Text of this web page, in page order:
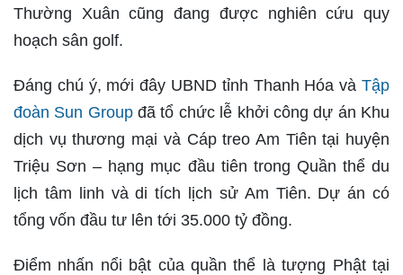
Thường Xuân cũng đang được nghiên cứu quy
hoạch sân golf.
Đáng chú ý, mới đây UBND tỉnh Thanh Hóa và Tập
đoàn Sun Groupđã tổ chức lễ khởi công dự án Khu
dịch vụ thương mại và Cáp treo Am Tiên tại huyện
Triệu Sơn – hạng mục đầu tiên trong Quần thể du
lịch tâm linh và di tích lịch sử Am Tiên. Dự án có
tổng vốn đầu tư lên tới 35.000 tỷ đồng.
Điểm nhấn nổi bật của quần thể là tượng Phật tại